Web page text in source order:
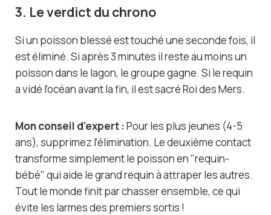
3. Le verdict du chrono
Si un poisson blessé est touché une seconde fois, il
est éliminé. Si après 3 minutes il reste au moins un
poisson dans le lagon, le groupe gagne. Si le requin
a vidé l’océan avant la fin, il est sacré Roi des Mers.
Mon conseil d’expert :Pour les plus jeunes (4-5
ans), supprimez l’élimination. Le deuxième contact
transforme simplement le poisson en "requin-
bébé" qui aide le grand requin à attraper les autres.
Tout le monde finit par chasser ensemble, ce qui
évite les larmes des premiers sortis !